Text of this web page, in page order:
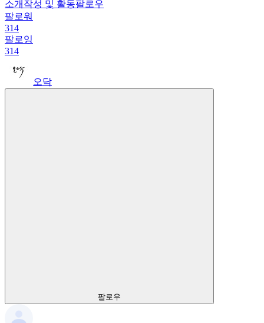
소개 작성 및 활동팔로우
팔로워
314
팔로잉
314
오닥
팔로우